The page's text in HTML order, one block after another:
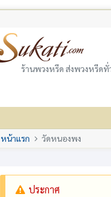
ร้านพวงหรีด ส่งพวงหรีดทั่
หน้าแรก วัดหนองพง
ประกาศ